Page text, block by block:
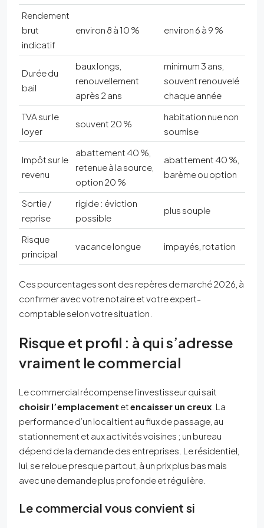
Rendement
brut
indicatif
environ 8 à 10 % environ 6 à 9 %
Durée du
bail
baux longs,
renouvellement
après 2 ans
minimum 3 ans,
souvent renouvelé
chaque année
TVA sur le
loyer
souvent 20 %
habitation nue non
soumise
Impôt sur le
revenu
abattement 40 %,
retenue à la source,
option 20 %
abattement 40 %,
barème ou option
Sortie /
reprise
rigide : éviction
possible
plus souple
Risque
principal
vacance longue impayés, rotation
Ces pourcentages sont des repères de marché 2026, à
confirmer avec votre notaire et votre expert-
comptable selon votre situation.
Risque et profil : à qui s’adresse
vraiment le commercial
Le commercial récompense l’investisseur qui sait
choisir l’emplacement etencaisser un creux . La
performance d’un local tient au flux de passage, au
stationnement et aux activités voisines ; un bureau
dépend de la demande des entreprises. Le résidentiel,
lui, se reloue presque partout, à un prix plus bas mais
avec une demande plus profonde et régulière.
Le commercial vous convient si